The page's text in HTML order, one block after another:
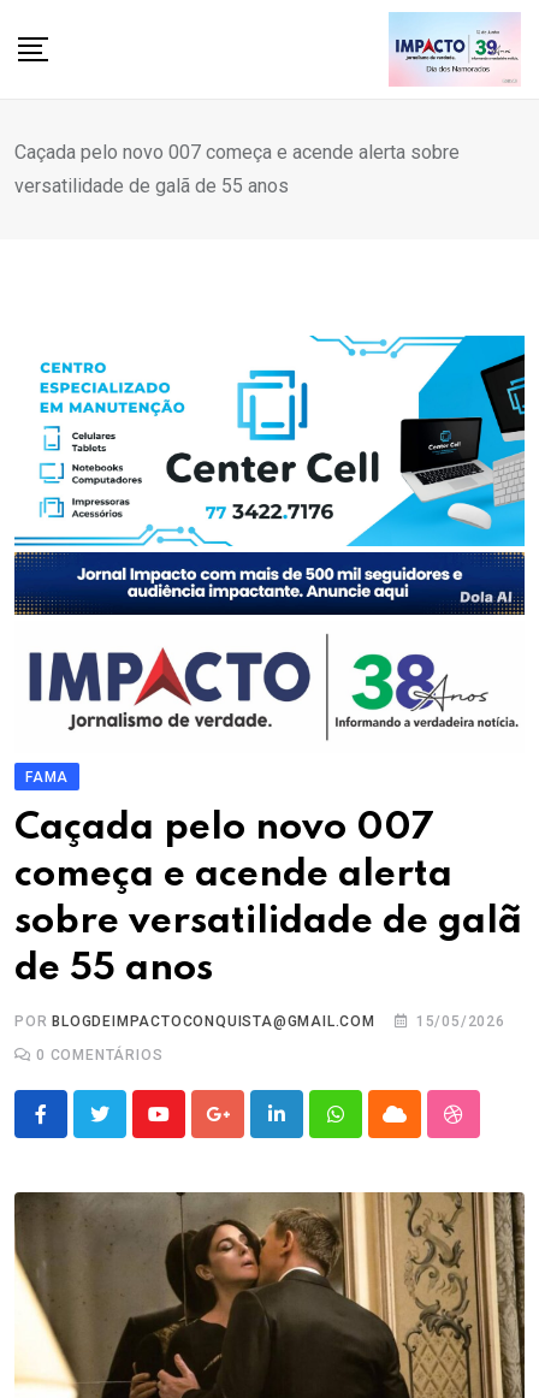
Caçada pelo novo 007 começa e acende alerta sobre
versatilidade de galã de 55 anos
FAMA
Caçada pelo novo 007
começa e acende alerta
sobre versatilidade de galã
de 55 anos
POR BLOGDEIMPACTOCONQUISTA@GMAIL.COM
15/05/2026
0 COMENTÁRIOS
YoutubeGoogle+LinkedInWhatsappCloud